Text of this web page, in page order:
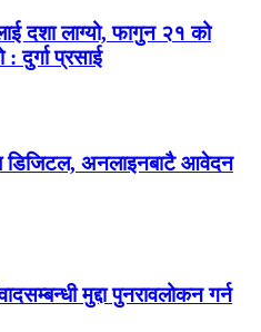
दशा लाग्यो, फागुन २१ को
: दुर्गा प्रसाई
डिजिटल, अनलाइनबाटै आवेदन
मुद्दा पुनरावलोकन गर्न